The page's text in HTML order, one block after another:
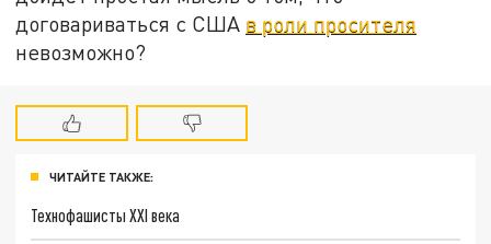
договариваться с США в роли просителя
невозможно?
ЧИТАЙТЕ ТАКЖЕ:
Технофашисты XXI века